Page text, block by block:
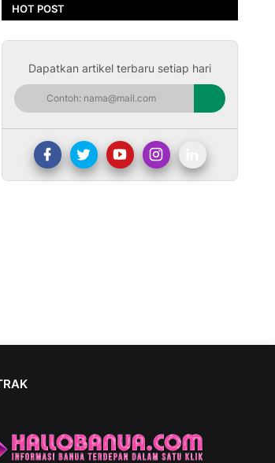
HOT POST
Dapatkan artikel terbaru setiap hari